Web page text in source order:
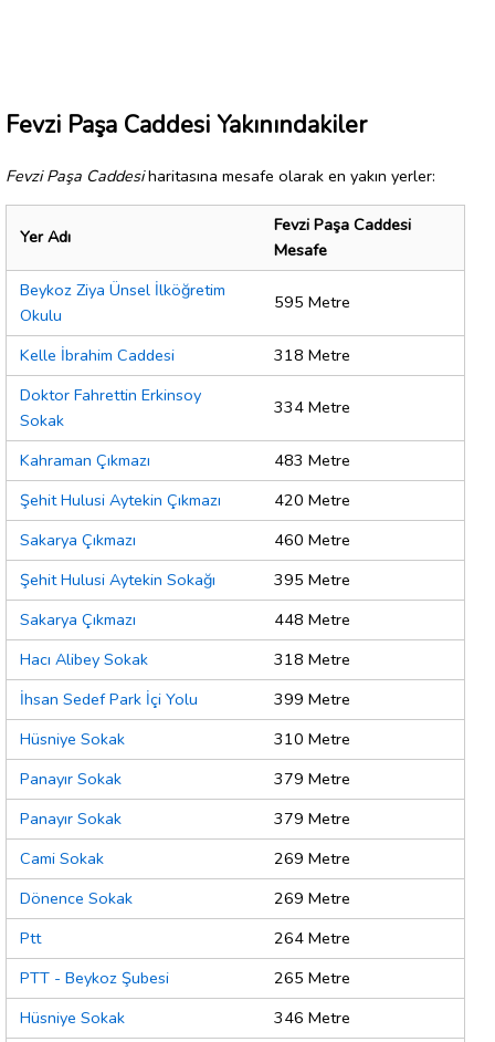
Fevzi Paşa Caddesi Yakınındakiler
Fevzi Paşa Caddesiharitasına mesafe olarak en yakın yerler:
Yer Adı
Fevzi Paşa Caddesi
Mesafe
Beykoz Ziya Ünsel İlköğretim
Okulu
595 Metre
Kelle İbrahim Caddesi
318 Metre
Doktor Fahrettin Erkinsoy
Sokak
334 Metre
Kahraman Çıkmazı
483 Metre
Şehit Hulusi Aytekin Çıkmazı
420 Metre
Sakarya Çıkmazı
460 Metre
Şehit Hulusi Aytekin Sokağı
395 Metre
Sakarya Çıkmazı
448 Metre
Hacı Alibey Sokak
318 Metre
İhsan Sedef Park İçi Yolu
399 Metre
Hüsniye Sokak
310 Metre
Panayır Sokak
379 Metre
Panayır Sokak
379 Metre
Cami Sokak
269 Metre
Dönence Sokak
269 Metre
Ptt
264 Metre
PTT - Beykoz Şubesi
265 Metre
Hüsniye Sokak
346 Metre